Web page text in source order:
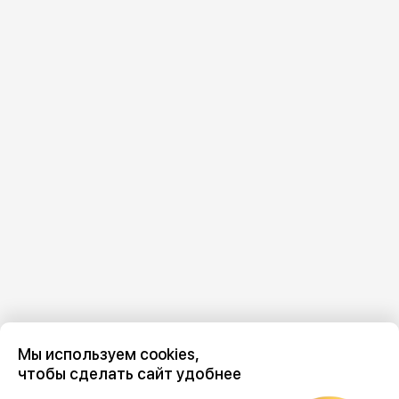
Мы используем cookies,
чтобы сделать сайт удобнее